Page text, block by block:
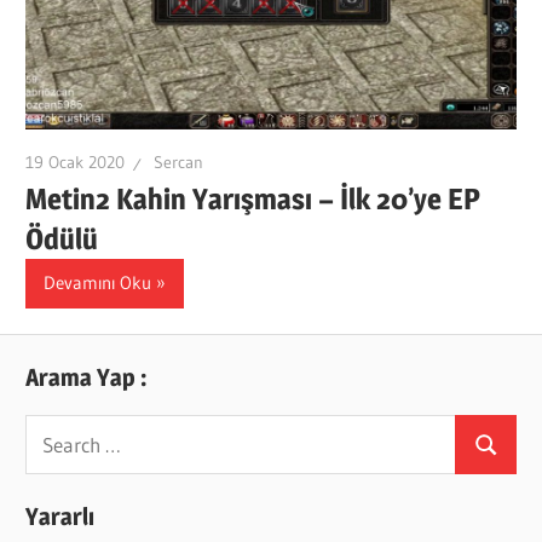
19 Ocak 2020 Sercan
Metin2 Kahin Yarışması – İlk 20’ye EP
Ödülü
Devamını Oku
Arama Yap :
Search
for:
Search
Yararlı